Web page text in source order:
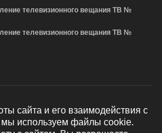
телевизионного вещания ТВ №
телевизионного вещания ТВ №
ОТПРАВИТЬ
сайта и его взаимодействия с
мы используем файлы cookie.